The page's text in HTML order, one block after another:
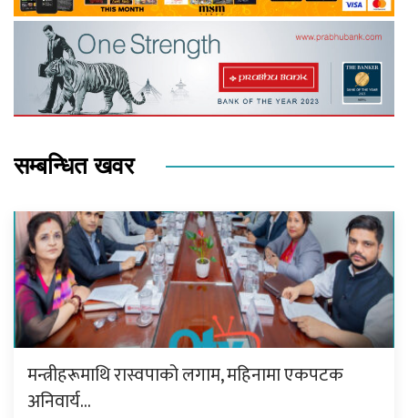
सम्बन्धित खवर
मन्त्रीहरूमाथि रास्वपाको लगाम, महिनामा एकपटक
अनिवार्य…